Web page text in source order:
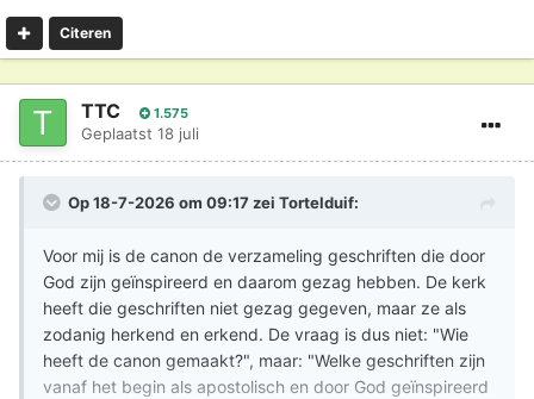
Citeren
TTC 1.575
Geplaatst 18 juli
Op 18-7-2026 om 09:17 zei Tortelduif:
Voor mij is de canon de verzameling geschriften die door
God zijn geïnspireerd en daarom gezag hebben. De kerk
heeft die geschriften niet gezag gegeven, maar ze als
zodanig herkend en erkend. De vraag is dus niet: "Wie
heeft de canon gemaakt?", maar: "Welke geschriften zijn
vanaf het begin als apostolisch en door God geïnspireerd